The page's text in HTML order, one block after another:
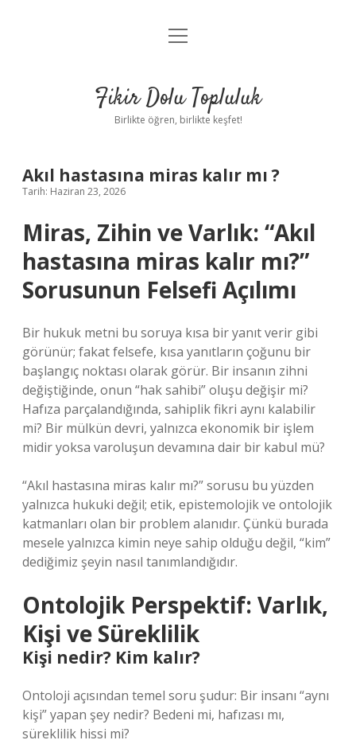
Anasayfa
Yasal Uyarı
menüyü
Fikir Dolu Topluluk
Birlikte öğren, birlikte keşfet!
Akıl hastasına miras kalır mı ?
Tarih: Haziran 23, 2026
Miras, Zihin ve Varlık: “Akıl
hastasına miras kalır mı?”
Sorusunun Felsefi Açılımı
Bir hukuk metni bu soruya kısa bir yanıt verir gibi
görünür; fakat felsefe, kısa yanıtların çoğunu bir
başlangıç noktası olarak görür. Bir insanın zihni
değiştiğinde, onun “hak sahibi” oluşu değişir mi?
Hafıza parçalandığında, sahiplik fikri aynı kalabilir
mi? Bir mülkün devri, yalnızca ekonomik bir işlem
midir yoksa varoluşun devamına dair bir kabul mü?
“Akıl hastasına miras kalır mı?” sorusu bu yüzden
yalnızca hukuki değil; etik, epistemolojik ve ontolojik
katmanları olan bir problem alanıdır. Çünkü burada
mesele yalnızca kimin neye sahip olduğu değil, “kim”
dediğimiz şeyin nasıl tanımlandığıdır.
Ontolojik Perspektif: Varlık,
Kişi ve Süreklilik
Kişi nedir? Kim kalır?
Ontoloji açısından temel soru şudur: Bir insanı “aynı
kişi” yapan şey nedir? Bedeni mi, hafızası mı,
süreklilik hissi mi?